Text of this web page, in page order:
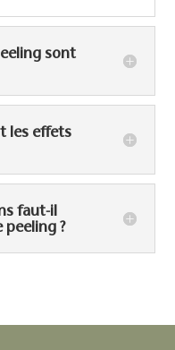
sont
les effets
faut-il
peeling ?